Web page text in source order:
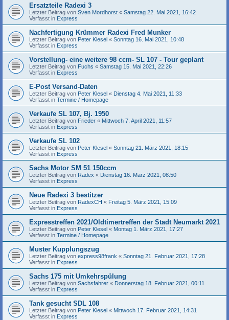
Ersatzteile Radexi 3
Letzter Beitrag von Sven Mordhorst « Samstag 22. Mai 2021, 16:42
Verfasst in Express
Nachfertigung Krümmer Radexi Fred Munker
Letzter Beitrag von Peter Klesel « Sonntag 16. Mai 2021, 10:48
Verfasst in Express
Vorstellung- eine weitere 98 ccm- SL 107 - Tour geplant
Letzter Beitrag von Fuchs « Samstag 15. Mai 2021, 22:26
Verfasst in Express
E-Post Versand-Daten
Letzter Beitrag von Peter Klesel « Dienstag 4. Mai 2021, 11:33
Verfasst in Termine / Homepage
Verkaufe SL 107, Bj. 1950
Letzter Beitrag von Frieder « Mittwoch 7. April 2021, 11:57
Verfasst in Express
Verkaufe SL 102
Letzter Beitrag von Peter Klesel « Sonntag 21. März 2021, 18:15
Verfasst in Express
Sachs Motor SM 51 150ccm
Letzter Beitrag von Radex « Dienstag 16. März 2021, 08:50
Verfasst in Express
Neue Radexi 3 bestitzer
Letzter Beitrag von RadexCH « Freitag 5. März 2021, 15:09
Verfasst in Express
Expresstreffen 2021/Oldtimertreffen der Stadt Neumarkt 2021
Letzter Beitrag von Peter Klesel « Montag 1. März 2021, 17:27
Verfasst in Termine / Homepage
Muster Kupplungszug
Letzter Beitrag von express98frank « Sonntag 21. Februar 2021, 17:28
Verfasst in Express
Sachs 175 mit Umkehrspülung
Letzter Beitrag von Sachsfahrer « Donnerstag 18. Februar 2021, 00:11
Verfasst in Express
Tank gesucht SDL 108
Letzter Beitrag von Peter Klesel « Mittwoch 17. Februar 2021, 14:31
Verfasst in Express